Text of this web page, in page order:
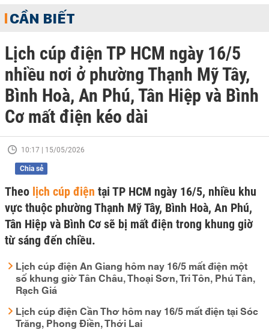
CẦN BIẾT
Lịch cúp điện TP HCM ngày 16/5
nhiều nơi ở phường Thạnh Mỹ Tây,
Bình Hoà, An Phú, Tân Hiệp và Bình
Cơ mất điện kéo dài
10:17 | 15/05/2026
Chia sẻ
Theo lịch cúp điện tại TP HCM ngày 16/5, nhiều khu
vực thuộc phường Thạnh Mỹ Tây, Bình Hoà, An Phú,
Tân Hiệp và Bình Cơ sẽ bị mất điện trong khung giờ
từ sáng đến chiều.
Lịch cúp điện An Giang hôm nay 16/5 mất điện một
số khung giờ Tân Châu, Thoại Sơn, Tri Tôn, Phú Tân,
Rạch Giá
Lịch cúp điện Cần Thơ hôm nay 16/5 mất điện tại Sóc
Trăng, Phong Điền, Thới Lai